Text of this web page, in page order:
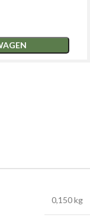
0,150 kg